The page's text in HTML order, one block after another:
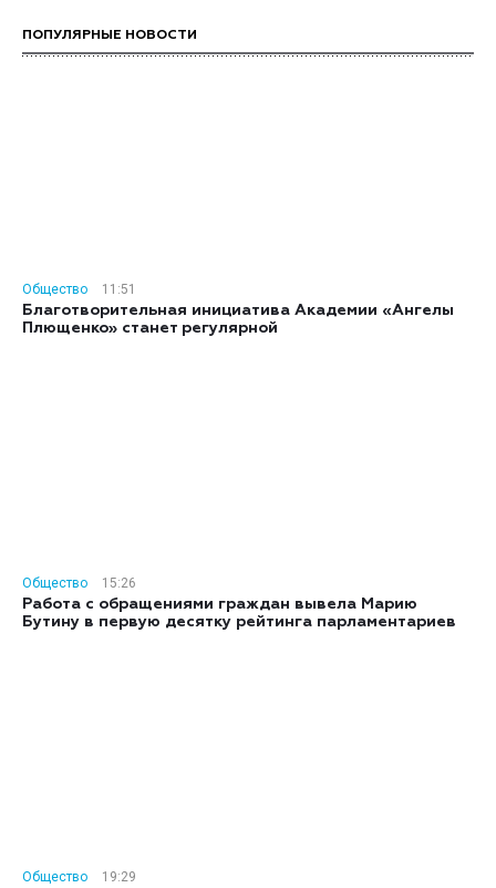
ПОПУЛЯРНЫЕ НОВОСТИ
Общество
11:51
Благотворительная инициатива Академии «Ангелы
Плющенко» станет регулярной
Общество
15:26
Работа с обращениями граждан вывела Марию
Бутину в первую десятку рейтинга парламентариев
Общество
19:29